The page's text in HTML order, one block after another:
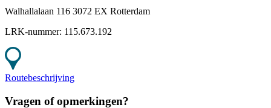
Walhallalaan 116 3072 EX Rotterdam
LRK-nummer: 115.673.192
Routebeschrijving
Vragen of opmerkingen?